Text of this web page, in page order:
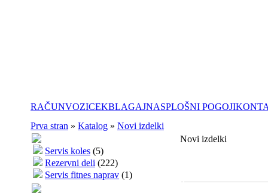
RAČUNVOZICEKBLAGAJNASPLOŠNI POGOJI
Prva stran » Katalog » Novi izdelki
Servis koles (5)
Rezervni deli (222)
Servis fitnes naprav (1)
Novi izdelki